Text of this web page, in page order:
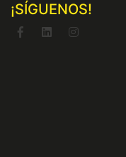
¡SÍGUENOS!